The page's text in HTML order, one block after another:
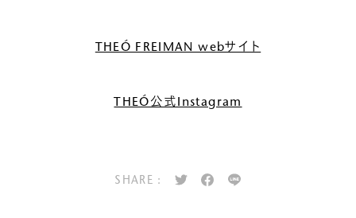
THEÓ FREIMAN webサイト
THEÓ公式Instagram
SHARE :